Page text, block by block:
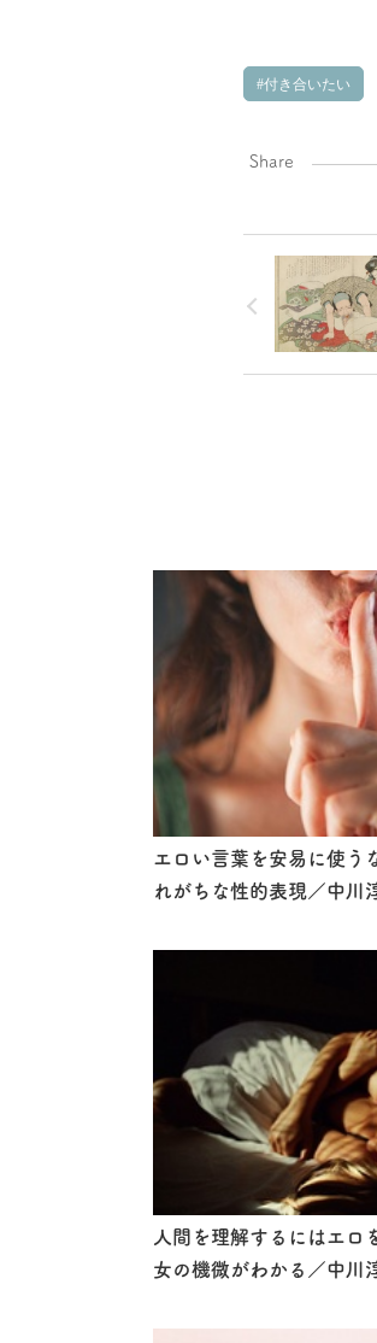
付き合いたい
Share
エロい言葉を安易に使う
れがちな性的表現／中川
人間を理解するにはエロ
女の機微がわかる／中川